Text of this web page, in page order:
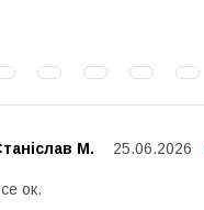
М. 25.06.2026
ок.